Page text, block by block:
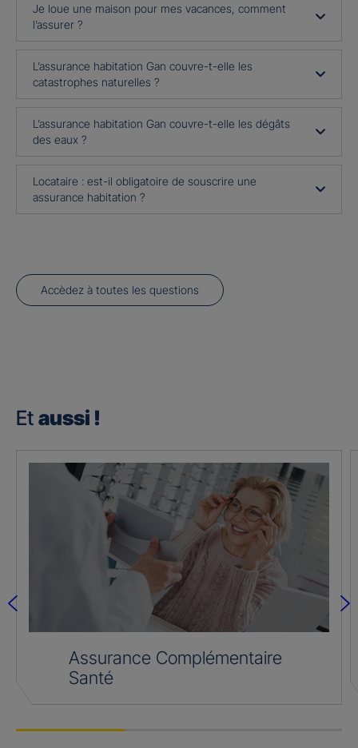
Je loue une maison pour mes vacances, comment
l’assurer ?
L’assurance habitation Gan couvre-t-elle les
catastrophes naturelles ?
L’assurance habitation Gan couvre-t-elle les dégâts
des eaux ?
Locataire : est-il obligatoire de souscrire une
assurance habitation ?
Accèdez à toutes les questions
Et aussi !
Assurance Complémentaire
Santé